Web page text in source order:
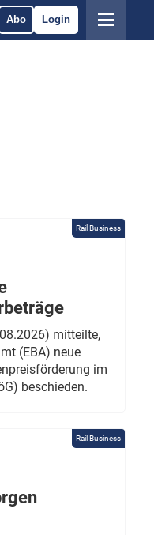
Abo Login
Rail Business
mitteilte,
(EBA) neue
im
beschieden.
Rail Business